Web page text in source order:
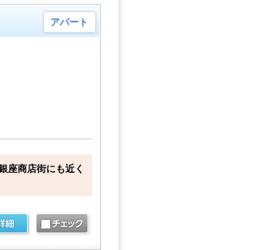
アパート
座商店街にも近く